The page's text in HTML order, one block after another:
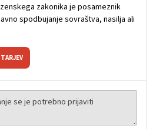
zakonika je posameznik
spodbujanje sovraštva, nasilja ali